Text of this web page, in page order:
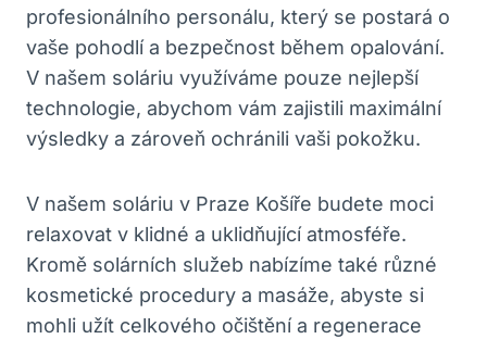
‌profesionálního personálu, ​který se postará o
vaše pohodlí a‌ bezpečnost během opalování.
V⁤ našem soláriu využíváme pouze nejlepší
technologie, abychom vám‍ zajistili maximální ​
výsledky a zároveň ochránili vaši pokožku.
V našem soláriu v Praze Košíře budete moci
⁤relaxovat v klidné ⁤a uklidňující atmosféře.
Kromě solárních služeb nabízíme také různé
kosmetické ⁤procedury a masáže,⁢ abyste si
mohli užít celkového očištění⁢ a regenerace